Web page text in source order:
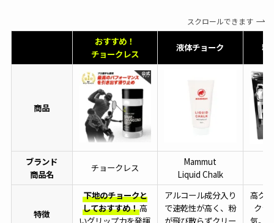
スクロールできます
おすすめ！
チョークレス
液体チョーク 粉
商品
ブランド
商品名
チョークレス
Mammut
Liquid Chalk
特徴
下地のチョークと
しておすすめ！高
いグリップ力を発揮
アルコール成分入り
で速乾性が高く、粉
が飛び散らずクリー
高グ
クラ
気。